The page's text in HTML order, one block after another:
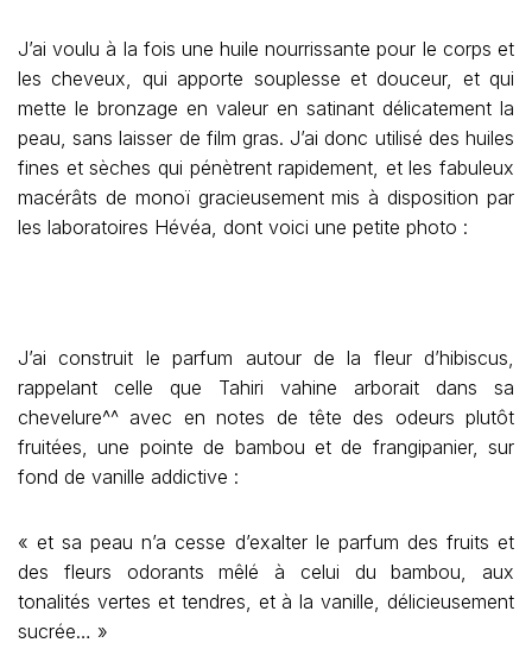
J’ai voulu à la fois une huile nourrissante pour le corps et
les cheveux, qui apporte souplesse et douceur, et qui
mette le bronzage en valeur en satinant délicatement la
peau, sans laisser de film gras. J’ai donc utilisé des huiles
fines et sèches qui pénètrent rapidement, et les fabuleux
macérâts de monoï gracieusement mis à disposition par
les laboratoires Hévéa, dont voici une petite photo :
J’ai construit le parfum autour de la fleur d’hibiscus,
rappelant celle que Tahiri vahine arborait dans sa
chevelure^^ avec en notes de tête des odeurs plutôt
fruitées, une pointe de bambou et de frangipanier, sur
fond de vanille addictive :
« et sa peau n’a cesse d’exalter le parfum des fruits et
des fleurs odorants mêlé à celui du bambou, aux
tonalités vertes et tendres, et à la vanille, délicieusement
sucrée… »